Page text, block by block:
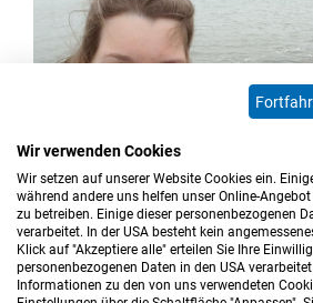
Wir verwenden Cookies
Wir setzen auf unserer Website Cookies ein.
während andere uns helfen unser Online-
zu betreiben. Einige dieser personenbezogenen
verarbeitet. In der USA besteht kein
Klick auf "Akzeptiere alle" erteilen Sie Ihre
personenbezogenen Daten in den USA
Informationen zu den von uns verwendeten